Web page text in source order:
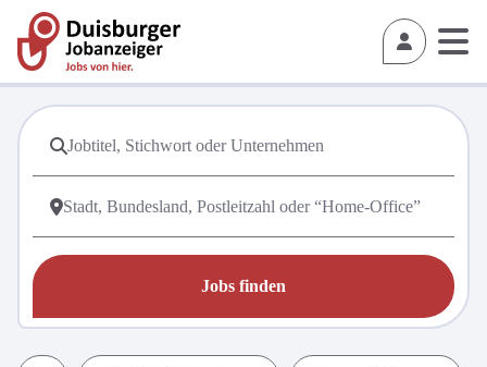
Jobs finden